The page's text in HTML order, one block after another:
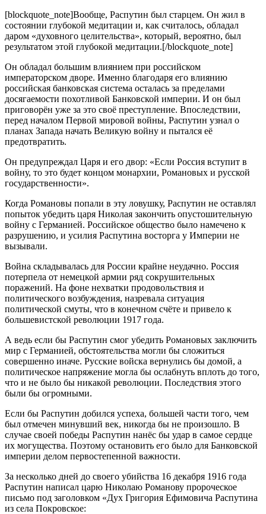
[blockquote_note]Вообще, Распутин был старцем. Он жил в
состоянии глубокой медитации и, как считалось, обладал
даром «духовного целительства», который, вероятно, был
результатом этой глубокой медитации.[/blockquote_note]
Он обладал большим влиянием при российском
императорском дворе. Именно благодаря его влиянию
российская банковская система осталась за пределами
досягаемости похотливой Банковской империи. И он был
приговорён уже за это своё преступление. Впоследствии,
перед началом Первой мировой войны, Распутин узнал о
планах Запада начать Великую войну и пытался её
предотвратить.
Он предупреждал Царя и его двор: «Если Россия вступит в
войну, то это будет концом монархии, Романовых и русской
государственности».
Когда Романовы попали в эту ловушку, Распутин не оставлял
попыток убедить царя Николая закончить опустошительную
войну с Германией. Российское общество было намечено к
разрушению, и усилия Распутина восторга у Империи не
вызывали.
Война складывалась для России крайне неудачно. Россия
потерпела от немецкой армии ряд сокрушительных
поражений. На фоне нехватки продовольствия и
политического возбуждения, назревала ситуация
политической смуты, что в конечном счёте и привело к
большевистской революции 1917 года.
А ведь если бы Распутин смог убедить Романовых заключить
мир с Германией, обстоятельства могли бы сложиться
совершенно иначе. Русские войска вернулись бы домой, а
политическое напряжение могла бы ослабнуть вплоть до того,
что и не было бы никакой революции. Последствия этого
были бы огромными.
Если бы Распутин добился успеха, большей части того, чем
был отмечен минувший век, никогда бы не произошло. В
случае своей победы Распутин нанёс бы удар в самое сердце
их могущества. Поэтому остановить его было для Банковской
империи делом первостепенной важности.
За несколько дней до своего убийства 16 декабря 1916 года
Распутин написал царю Николаю Романову пророческое
письмо под заголовком «Дух Григория Ефимовича Распутина
из села Покровское: